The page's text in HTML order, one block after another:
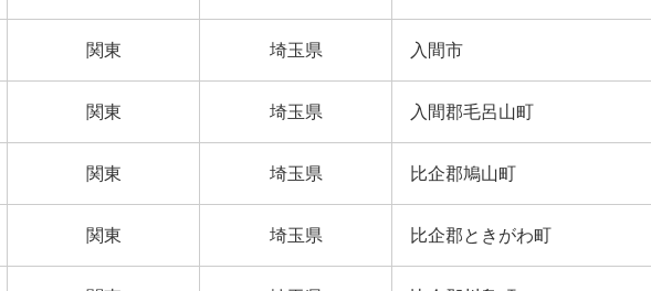
関東 埼玉県 入間市
関東 埼玉県 入間郡毛呂山町
関東 埼玉県 比企郡鳩山町
関東 埼玉県 比企郡ときがわ町